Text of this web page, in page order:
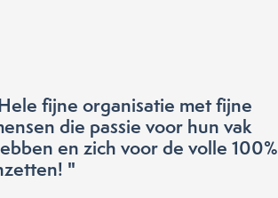
fijne organisatie met fijne
die passie voor hun vak
en zich voor de volle 100%
"